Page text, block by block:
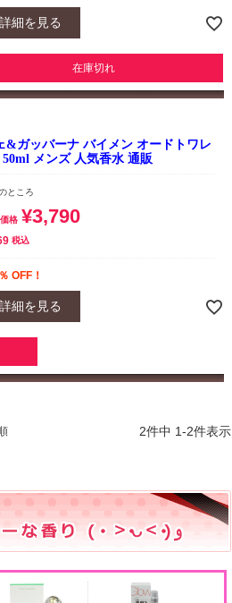
詳細を見る
在庫切れ
&ガッバーナ バイメン オードトワレ
50ml メンズ 人気香水 通販
ところ
格 ¥3,790
税込
OFF！
詳細を見る
2件中 1-2件表示